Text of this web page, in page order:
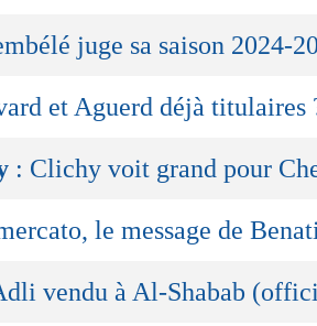
juge sa saison 2024-
et Aguerd déjà titulaires
: Clichy voit grand pour
le message de
vendu à Al-Shabab